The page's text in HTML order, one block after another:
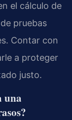
el cálculo de
pruebas
Contar con
a proteger
justo.
una